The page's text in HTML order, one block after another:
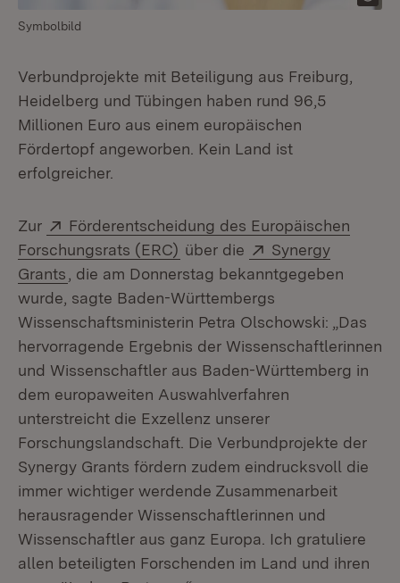
Symbolbild
Verbundprojekte mit Beteiligung aus Freiburg,
Heidelberg und Tübingen haben rund 96,5
Millionen Euro aus einem europäischen
Fördertopf angeworben. Kein Land ist
erfolgreicher.
Zur Extern:
Förderentscheidung des Europäischen
Forschungsrats (ERC) (Öffnet in neuem Fenster)
über die Extern:
Synergy
Grants (Öffnet in neuem Fenster)
, die am Donnerstag bekanntgegeben
wurde, sagte Baden-Württembergs
Wissenschaftsministerin Petra Olschowski: „Das
hervorragende Ergebnis der Wissenschaftlerinnen
und Wissenschaftler aus Baden-Württemberg in
dem europaweiten Auswahlverfahren
unterstreicht die Exzellenz unserer
Forschungslandschaft. Die Verbundprojekte der
Synergy Grants fördern zudem eindrucksvoll die
immer wichtiger werdende Zusammenarbeit
herausragender Wissenschaftlerinnen und
Wissenschaftler aus ganz Europa. Ich gratuliere
allen beteiligten Forschenden im Land und ihren